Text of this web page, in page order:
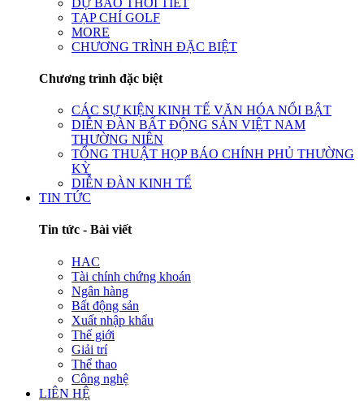
TẠP CHÍ GOLF
MORE
CHƯƠNG TRÌNH ĐẶC BIỆT
Chương trình đặc biệt
CÁC SỰ KIỆN KINH TẾ VĂN HÓA NỔI BẬT
DIỄN ĐÀN BẤT ĐỘNG SẢN VIỆT NAM
THƯỜNG NIÊN
TỔNG THUẬT HỌP BÁO CHÍNH PHỦ THƯỜNG
KỲ
DIỄN ĐÀN KINH TẾ
TIN TỨC
Tin tức - Bài viết
HAC
Tài chính chứng khoán
Ngân hàng
Bất động sản
Xuất nhập khẩu
Thế giới
Giải trí
Thể thao
Công nghệ
LIÊN HỆ